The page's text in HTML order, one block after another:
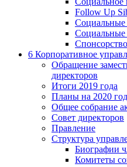
Follow Up
Социальные
Социальные
Спонсорство
6 Корпоративное
Обращение
директоров
Итоги 2019 года
Планы на 2020 год
Общее собрание
Совет директоров
Правление
Структура
Биографии
Комитеты